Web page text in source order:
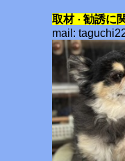
取材・ 勧誘に
mail: